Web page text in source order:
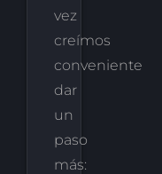
vez
creímos
conveniente
dar
un
paso
más: